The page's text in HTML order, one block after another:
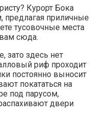
Курорт Бока
предлагая приличные
тусовочные места
сюда.
зато здесь нет
риф проходит
постоянно выносит
покататься на
под парусом,
двери